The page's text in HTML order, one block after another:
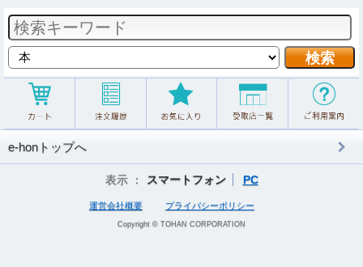
e-honトップへ
表示 ： スマートフォン PC
運営会社概要 プライバシーポリシー
Copyright © TOHAN CORPORATION